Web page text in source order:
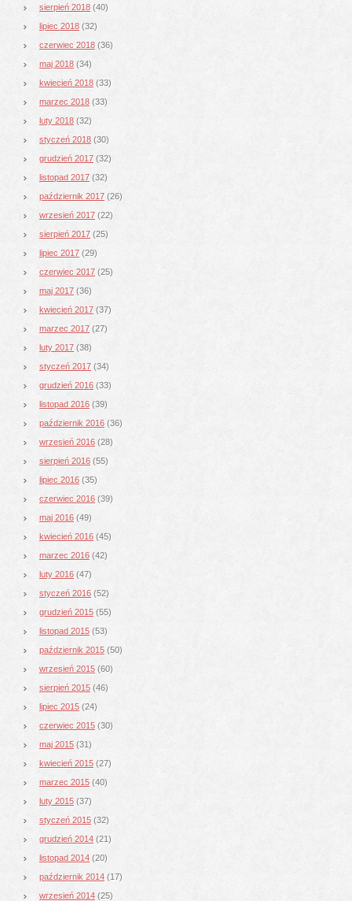
sierpień 2018 (40)
lipiec 2018 (32)
czerwiec 2018 (36)
maj 2018 (34)
kwiecień 2018 (33)
marzec 2018 (33)
luty 2018 (32)
styczeń 2018 (30)
grudzień 2017 (32)
listopad 2017 (32)
październik 2017 (26)
wrzesień 2017 (22)
sierpień 2017 (25)
lipiec 2017 (29)
czerwiec 2017 (25)
maj 2017 (36)
kwiecień 2017 (37)
marzec 2017 (27)
luty 2017 (38)
styczeń 2017 (34)
grudzień 2016 (33)
listopad 2016 (39)
październik 2016 (36)
wrzesień 2016 (28)
sierpień 2016 (55)
lipiec 2016 (35)
czerwiec 2016 (39)
maj 2016 (49)
kwiecień 2016 (45)
marzec 2016 (42)
luty 2016 (47)
styczeń 2016 (52)
grudzień 2015 (55)
listopad 2015 (53)
październik 2015 (50)
wrzesień 2015 (60)
sierpień 2015 (46)
lipiec 2015 (24)
czerwiec 2015 (30)
maj 2015 (31)
kwiecień 2015 (27)
marzec 2015 (40)
luty 2015 (37)
styczeń 2015 (32)
grudzień 2014 (21)
listopad 2014 (20)
październik 2014 (17)
wrzesień 2014 (25)